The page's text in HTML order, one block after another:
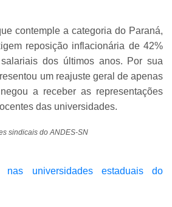
contemple a categoria do Paraná,
reposição inflacionária de 42%
dos últimos anos. Por sua
um reajuste geral de apenas
a receber as representações
das universidades.
sindicais do ANDES-SN
nas universidades estaduais do